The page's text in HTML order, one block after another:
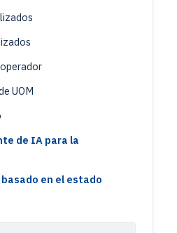
UOM
de IA para la
en el estado